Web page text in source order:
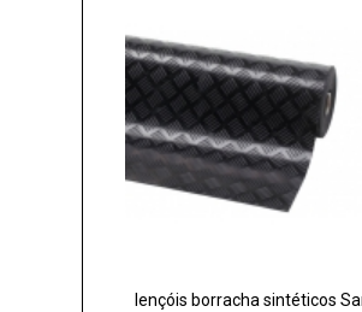
lençóis borracha sintéticos